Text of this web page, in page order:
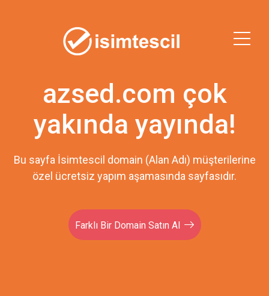
azsed.com çok
yakında yayında!
Bu sayfa İsimtescil domain (Alan Adı) müşterilerine
özel ücretsiz yapım aşamasında sayfasıdır.
Farklı Bir Domain Satın Al